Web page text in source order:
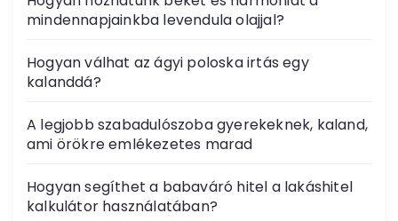
mindennapjainkba levendula olajjal?
Hogyan válhat az ágyi poloska irtás egy
kalanddá?
A legjobb szabadulószoba gyerekeknek, kaland,
ami örökre emlékezetes marad
Hogyan segíthet a babaváró hitel a lakáshitel
kalkulátor használatában?